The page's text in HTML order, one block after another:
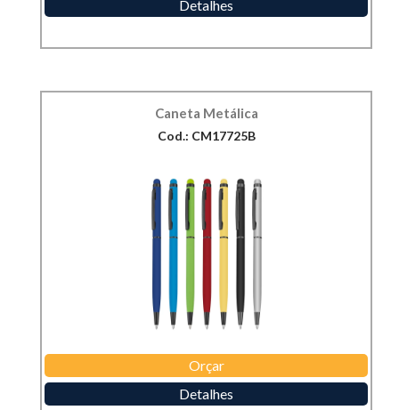
Detalhes
Caneta Metálica
Cod.: CM17725B
Orçar
Detalhes